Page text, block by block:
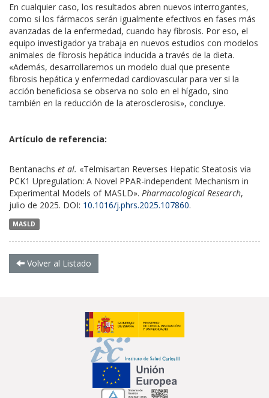
En cualquier caso, los resultados abren nuevos interrogantes,
como si los fármacos serán igualmente efectivos en fases más
avanzadas de la enfermedad, cuando hay fibrosis. Por eso, el
equipo investigador ya trabaja en nuevos estudios con modelos
animales de fibrosis hepática inducida a través de la dieta.
«Además, desarrollaremos un modelo dual que presente
fibrosis hepática y enfermedad cardiovascular para ver si la
acción beneficiosa se observa no solo en el hígado, sino
también en la reducción de la aterosclerosis», concluye.
Artículo de referencia:
Bentanachs et al. «Telmisartan Reverses Hepatic Steatosis via
PCK1 Upregulation: A Novel PPAR-independent Mechanism in
Experimental Models of MASLD». Pharmacological Research,
julio de 2025. DOI: 10.1016/j.phrs.2025.107860.
MASLD
Volver al Listado